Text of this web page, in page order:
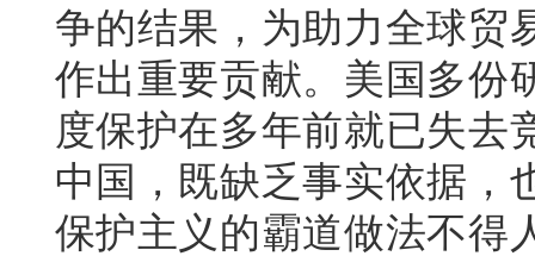
争的结果，为助力全球贸
作出重要贡献。美国多份
度保护在多年前就已失去
中国，既缺乏事实依据，
保护主义的霸道做法不得